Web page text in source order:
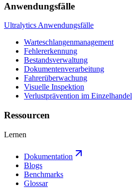
Anwendungsfälle
Ultralytics Anwendungsfälle
Warteschlangenmanagement
Fehlererkennung
Bestandsverwaltung
Dokumentenverarbeitung
Fahrerüberwachung
Visuelle Inspektion
Verlustprävention im Einzelhandel
Ressourcen
Lernen
Dokumentation
Blogs
Benchmarks
Glossar